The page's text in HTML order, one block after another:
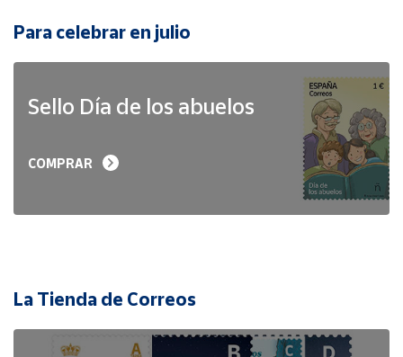
Para celebrar en julio
Sello Día de los abuelos
COMPRAR
La Tienda de Correos